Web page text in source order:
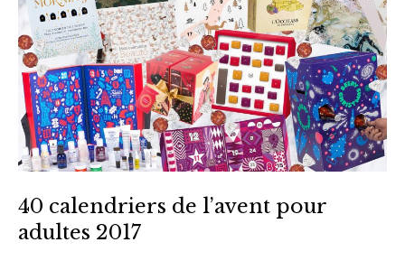
40 calendriers de l’avent pour
adultes 2017